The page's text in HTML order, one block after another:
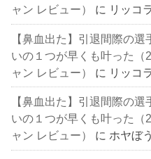
ャン レビュー）
に リッコ
【鼻血出た】引退間際の
いの１つが早くも叶った（
ャン レビュー）
に リッコ
【鼻血出た】引退間際の
いの１つが早くも叶った（
ャン レビュー）
に ホヤぼう